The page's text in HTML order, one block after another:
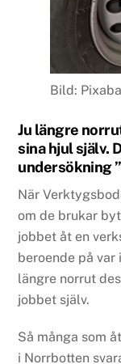
Bild:
Ju längre
sina hjul själv.
undersökning
När
om de brukar
jobbet åt en
beroende på var
längre norrut
jobbet själv.
Så många som
i Norrbotten